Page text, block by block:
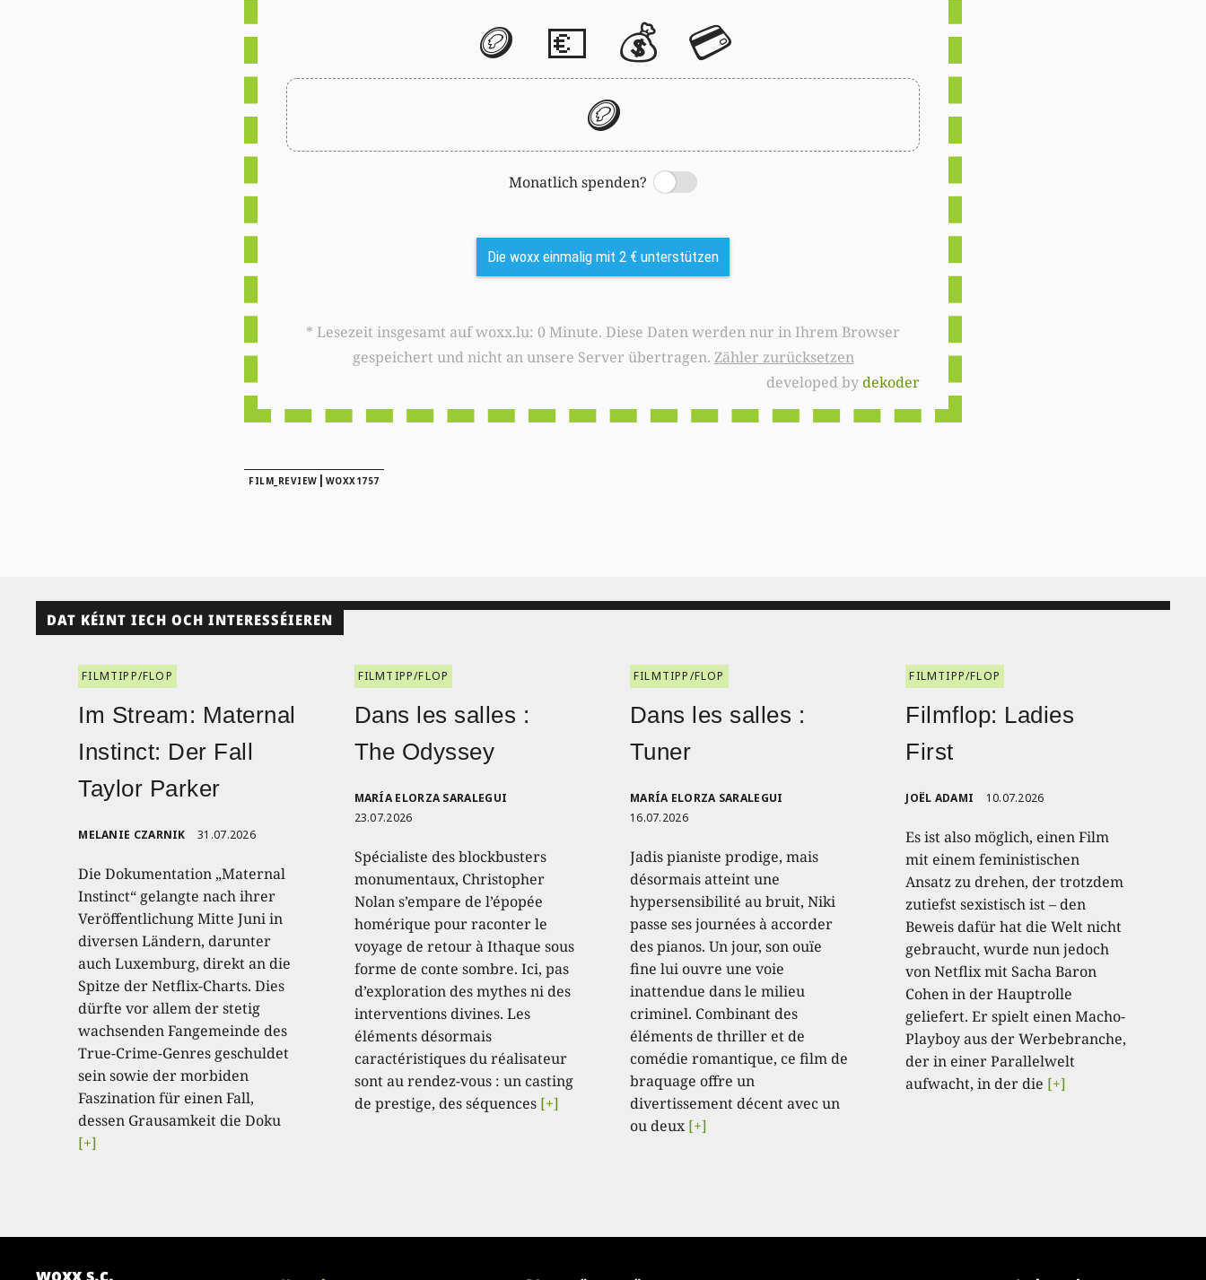
🪙 💶 💰 💳
🪙
Monatlich spenden?
Switch
Die woxx einmalig mit 2 € unterstützen
* Lesezeit insgesamt auf woxx.lu: 0 Minute. Diese Daten werden nur in Ihrem Browser
gespeichert und nicht an unsere Server übertragen. Zähler zurücksetzen
developed bydekoder
FILM_REVIEW | WOXX1757
DAT KÉINT IECH OCH INTERESSÉIEREN
FILMTIPP/FLOP
Im Stream: Maternal
Instinct: Der Fall
Taylor Parker
MELANIE CZARNIK 31.07.2026
Die Dokumentation „Maternal
Instinct“ gelangte nach ihrer
Veröffentlichung Mitte Juni in
diversen Ländern, darunter
auch Luxemburg, direkt an die
Spitze der Netflix-Charts. Dies
dürfte vor allem der stetig
wachsenden Fangemeinde des
True-Crime-Genres geschuldet
sein sowie der morbiden
Faszination für einen Fall,
dessen Grausamkeit die Doku
[+]
FILMTIPP/FLOP
Dans les salles :
The Odyssey
MARÍA ELORZA SARALEGUI
23.07.2026
Spécialiste des blockbusters
monumentaux, Christopher
Nolan s’empare de l’épopée
homérique pour raconter le
voyage de retour à Ithaque sous
forme de conte sombre. Ici, pas
d’exploration des mythes ni des
interventions divines. Les
éléments désormais
caractéristiques du réalisateur
sont au rendez-vous : un casting
de prestige, des séquences [+]
FILMTIPP/FLOP
Dans les salles :
Tuner
MARÍA ELORZA SARALEGUI
16.07.2026
Jadis pianiste prodige, mais
désormais atteint une
hypersensibilité au bruit, Niki
passe ses journées à accorder
des pianos. Un jour, son ouïe
fine lui ouvre une voie
inattendue dans le milieu
criminel. Combinant des
éléments de thriller et de
comédie romantique, ce film de
braquage offre un
divertissement décent avec un
ou deux[+]
FILMTIPP/FLOP
Filmflop: Ladies
First
JOËL ADAMI 10.07.2026
Es ist also möglich, einen Film
mit einem feministischen
Ansatz zu drehen, der trotzdem
zutiefst sexistisch ist – den
Beweis dafür hat die Welt nicht
gebraucht, wurde nun jedoch
von Netflix mit Sacha Baron
Cohen in der Hauptrolle
geliefert. Er spielt einen Macho-
Playboy aus der Werbebranche,
der in einer Parallelwelt
aufwacht, in der die [+]
woxx s.c.